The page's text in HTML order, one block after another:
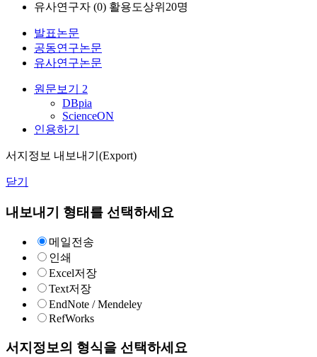
유사연구자 (0) 활용도상위20명
발표논문
공동연구논문
유사연구논문
원문보기 2
DBpia
ScienceON
인용하기
서지정보 내보내기(Export)
닫기
내보내기 형태를 선택하세요
메일전송
인쇄
Excel저장
Text저장
EndNote / Mendeley
RefWorks
서지정보의 형식을 선택하세요